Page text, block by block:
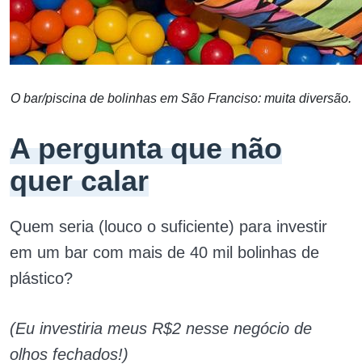
O bar/piscina de bolinhas em São Franciso: muita diversão.
A pergunta que não
quer calar
Quem seria (louco o suficiente) para investir
em um bar com mais de 40 mil bolinhas de
plástico?
(Eu investiria meus R$2 nesse negócio de
olhos fechados!)